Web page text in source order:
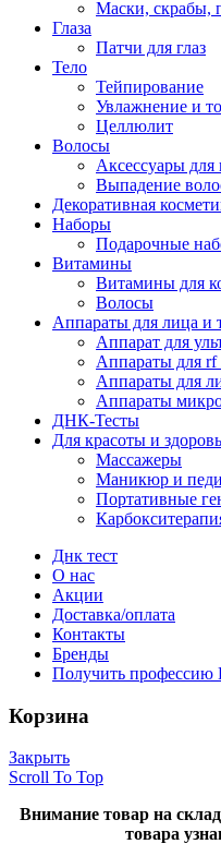
Маски, скрабы,
Глаза
Патчи для глаз
Тело
Тейпирование
Увлажнение и
Целлюлит
Волосы
Аксессуары для
Выпадение
Декоративная
Наборы
Подарочные
Витамины
Витамины для
Волосы
Аппараты для лица и
Аппарат для
Аппараты для rf
Аппараты для
Аппараты
ДНК-Тесты
Для красоты и
Массажеры
Маникюр и
Портативные
Днк тест
О нас
Акции
Доставка/оплата
Контакты
Бренды
Получить профессию
Корзина
Закрыть
Scroll To Top
Внимание товар на
товара